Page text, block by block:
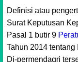
Definisi atau
Surat Keputusan
Pasal 1 butir 9
Tahun 2014
Di-permendagri